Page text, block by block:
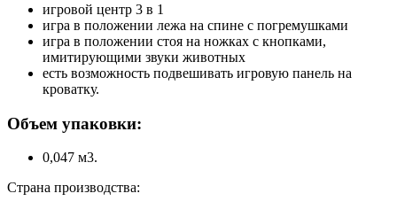
игровой центр 3 в 1
игра в положении лежа на спине с погремушками
игра в положении стоя на ножках с кнопками,
имитирующими звуки животных
есть возможность подвешивать игровую панель на
кроватку.
Объем упаковки:
0,047 м3.
Страна производства: